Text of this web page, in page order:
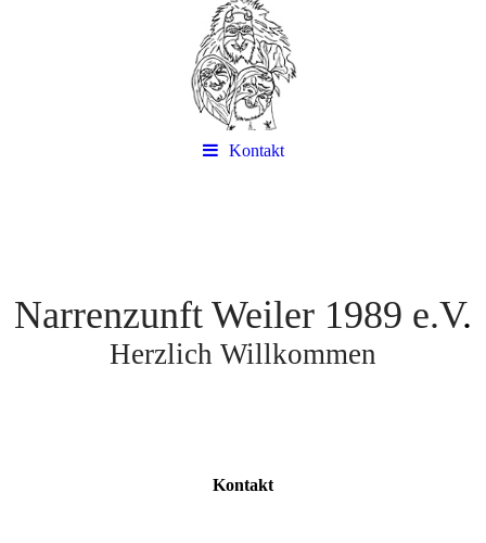
Kontakt
Narrenzunft Weiler 1989 e.V.
Herzlich Willkommen
Kontakt